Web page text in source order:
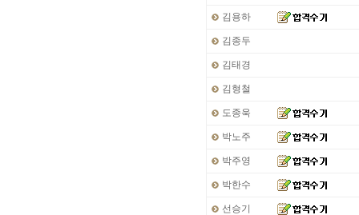
김용하
김종두
김태경
김형철
도종욱
박노주
박주영
박한수
선승기